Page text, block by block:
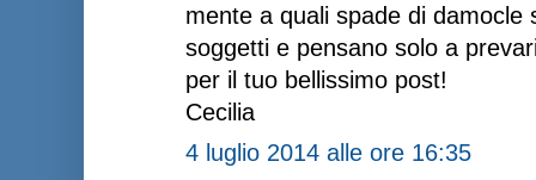
mente a quali spade di damocle
soggetti e pensano solo a
per il tuo bellissimo post!
Cecilia
4 luglio 2014 alle ore 16:35